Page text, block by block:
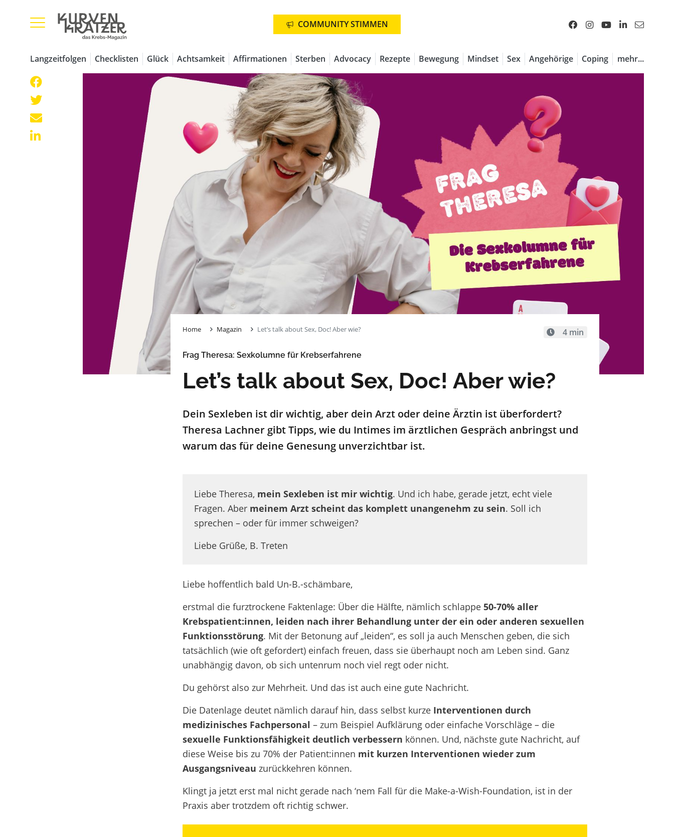
COMMUNITY STIMMEN
Langzeitfolgen Checklisten Glück Achtsamkeit Affirmationen Sterben Advocacy Rezepte Bewegung Mindset Sex Angehörige Coping mehr...
Home Magazin Let’s talk about Sex, Doc! Aber wie? 4 min
Frag Theresa: Sexkolumne für Krebserfahrene
Let’s talk about Sex, Doc! Aber wie?
Dein Sexleben ist dir wichtig, aber dein Arzt oder deine Ärztin ist überfordert?
Theresa Lachner gibt Tipps, wie du Intimes im ärztlichen Gespräch anbringst und
warum das für deine Genesung unverzichtbar ist.
Liebe Theresa, mein Sexleben ist mir wichtig. Und ich habe, gerade jetzt, echt viele
Fragen. Aber meinem Arzt scheint das komplett unangenehm zu sein. Soll ich
sprechen – oder für immer schweigen?
Liebe Grüße, B. Treten
Liebe hoffentlich bald Un-B.-schämbare,
erstmal die furztrockene Faktenlage: Über die Hälfte, nämlich schlappe 50-70% aller
Krebspatient:innen, leiden nach ihrer Behandlung unter der ein oder anderen sexuellen
Funktionsstörung. Mit der Betonung auf „leiden“, es soll ja auch Menschen geben, die sich
tatsächlich (wie oft gefordert) einfach freuen, dass sie überhaupt noch am Leben sind. Ganz
unabhängig davon, ob sich untenrum noch viel regt oder nicht.
Du gehörst also zur Mehrheit. Und das ist auch eine gute Nachricht.
Die Datenlage deutet nämlich darauf hin, dass selbst kurze Interventionen durch
medizinisches Fachpersonal – zum Beispiel Aufklärung oder einfache Vorschläge – die
sexuelle Funktionsfähigkeit deutlich verbessern können. Und, nächste gute Nachricht, auf
diese Weise bis zu 70% der Patient:innen mit kurzen Interventionen wieder zum
Ausgangsniveau zurückkehren können.
Klingt ja jetzt erst mal nicht gerade nach ‘nem Fall für die Make-a-Wish-Foundation, ist in der
Praxis aber trotzdem oft richtig schwer.